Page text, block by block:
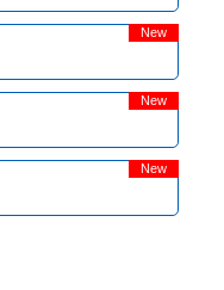
New
New
New